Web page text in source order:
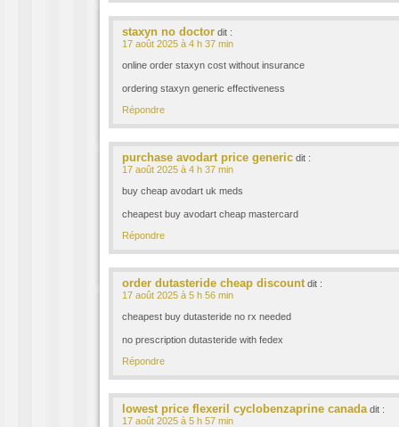
staxyn no doctor dit :
17 août 2025 à 4 h 37 min
online order staxyn cost without insurance
ordering staxyn generic effectiveness
Répondre
purchase avodart price generic dit :
17 août 2025 à 4 h 37 min
buy cheap avodart uk meds
cheapest buy avodart cheap mastercard
Répondre
order dutasteride cheap discount dit :
17 août 2025 à 5 h 56 min
cheapest buy dutasteride no rx needed
no prescription dutasteride with fedex
Répondre
lowest price flexeril cyclobenzaprine canada dit :
17 août 2025 à 5 h 57 min